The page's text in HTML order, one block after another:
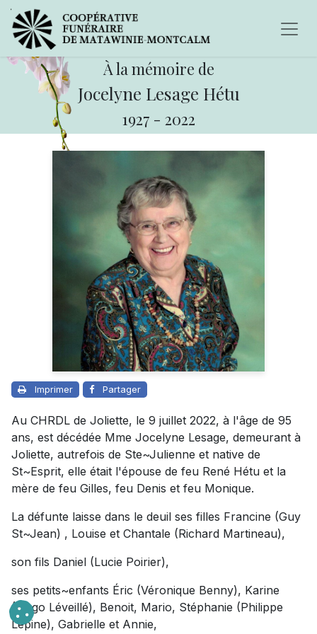
À la mémoire de
Jocelyne Lesage Hétu
1927 - 2022
Imprimer Partager
Au CHRDL de Joliette, le 9 juillet 2022, à l'âge de 95
ans, est décédée Mme Jocelyne Lesage, demeurant à
Joliette, autrefois de Ste~Julienne et native de
St~Esprit, elle était l'épouse de feu René Hétu et la
mère de feu Gilles, feu Denis et feu Monique.
La défunte laisse dans le deuil ses filles Francine (Guy
St~Jean) , Louise et Chantale (Richard Martineau),
son fils Daniel (Lucie Poirier),
ses petits~enfants Éric (Véronique Benny), Karine
(Hugo Léveillé), Benoit, Mario, Stéphanie (Philippe
Lépine), Gabrielle et Annie,